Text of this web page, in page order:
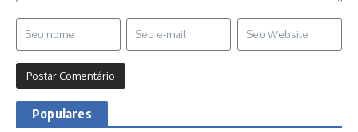
Populares